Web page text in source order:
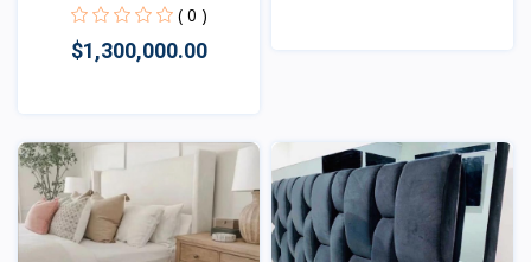
( 0 )
$1,300,000.00
Vista